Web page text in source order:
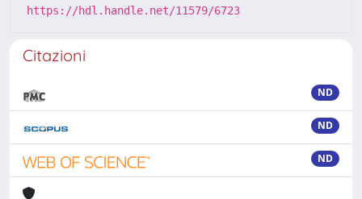
https://hdl.handle.net/11579/6723
Citazioni
ND
ND
ND